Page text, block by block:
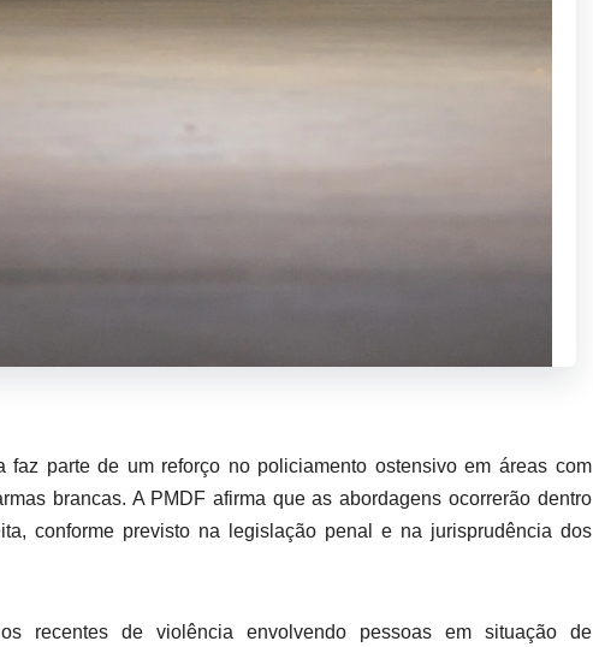
faz parte de um reforço no policiamento ostensivo em áreas com
brancas. A PMDF afirma que as abordagens ocorrerão dentro
conforme previsto na legislação penal e na jurisprudência dos
recentes de violência envolvendo pessoas em situação de